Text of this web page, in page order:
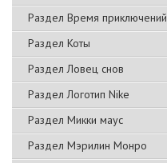
Раздел Время приключений
Раздел Коты
Раздел Ловец снов
Раздел Логотип Nike
Раздел Микки маус
Раздел Мэрилин Монро